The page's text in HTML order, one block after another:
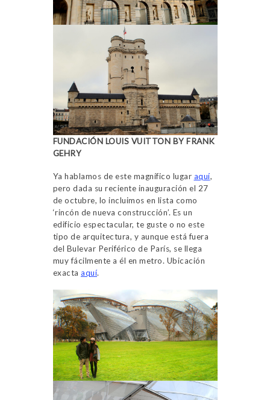
FUNDACIÓN LOUIS VUITTON BY FRANK
GEHRY
Ya hablamos de este magnífico lugar aquí,
pero dada su reciente inauguración el 27
de octubre, lo incluimos en lista como
‘rincón de nueva construcción’. Es un
edificio espectacular, te guste o no este
tipo de arquitectura, y aunque está fuera
del Bulevar Periférico de París, se llega
muy fácilmente a él en metro. Ubicación
exacta aquí.